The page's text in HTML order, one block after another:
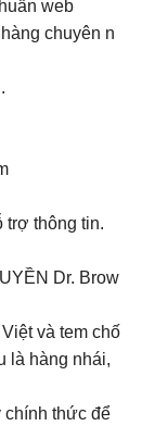
web
chuyên n
trợ thông tin.
Dr. Brow
và tem chố
là hàng nhái,
chính thức để